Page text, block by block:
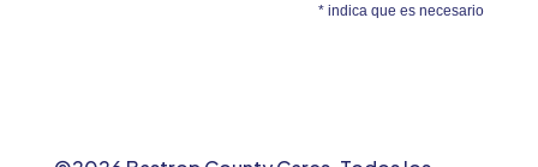
* indica que es necesario